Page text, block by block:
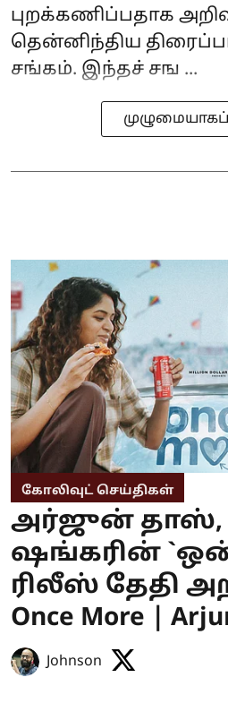
புறக்கணிப்பதாக
தென்னிந்திய
சங்கம். இந்தச் சங ...
முழுமையாகப்
கோலிவுட் செய்திகள்
அர்ஜுன் தாஸ்,
ஷங்கரின்
ரிலீஸ் தேதி
Once More |
Johnson